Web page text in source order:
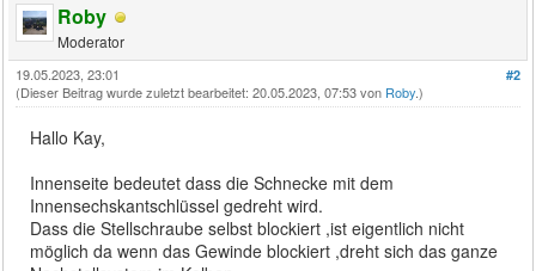
Roby
Moderator
#2
19.05.2023, 23:01
(Dieser Beitrag wurde zuletzt bearbeitet: 20.05.2023, 07:53 von Roby.)
Hallo Kay,
Innenseite bedeutet dass die Schnecke mit dem
Innensechskantschlüssel gedreht wird.
Dass die Stellschraube selbst blockiert ,ist eigentlich nicht
möglich da wenn das Gewinde blockiert ,dreht sich das ganze